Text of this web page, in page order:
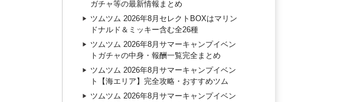
ガチャ等の最新情報まとめ
ツムツム 2026年8月セレクトBOXはマリン
ドナルド＆ミッキー含む全26種
ツムツム 2026年8月サマーキャンプイベン
トガチャの中身・報酬一覧完全まとめ
ツムツム 2026年8月サマーキャンプイベン
ト【海エリア】完全攻略・おすすめツム
ツムツム 2026年8月サマーキャンプイベン